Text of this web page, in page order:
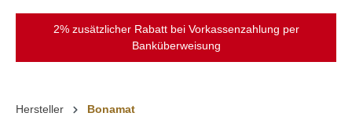
2% zusätzlicher Rabatt bei Vorkassenzahlung per
Banküberweisung
Hersteller Bonamat